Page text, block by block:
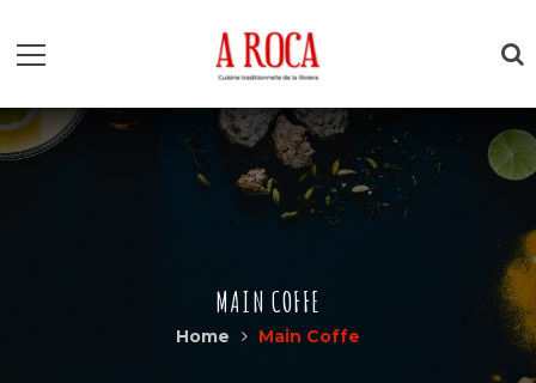
MAIN COFFE
Home Main Coffe